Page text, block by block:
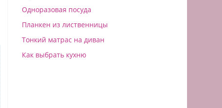
Одноразовая посуда
Планкен из лиственницы
Тонкий матрас на диван
Как выбрать кухню